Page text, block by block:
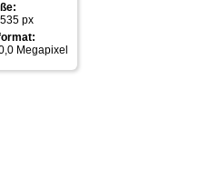
px
Megapixel